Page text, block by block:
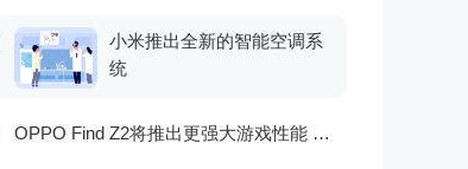
小米推出全新的智能空调系
统
OPPO Find Z2将推出更强大游戏性能 更高级别的音频技术